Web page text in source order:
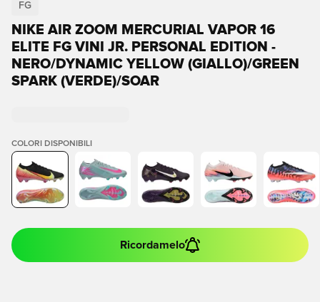
FG
NIKE AIR ZOOM MERCURIAL VAPOR 16
ELITE FG VINI JR. PERSONAL EDITION -
NERO/DYNAMIC YELLOW (GIALLO)/GREEN
SPARK (VERDE)/SOAR
COLORI DISPONIBILI
Ricordamelo